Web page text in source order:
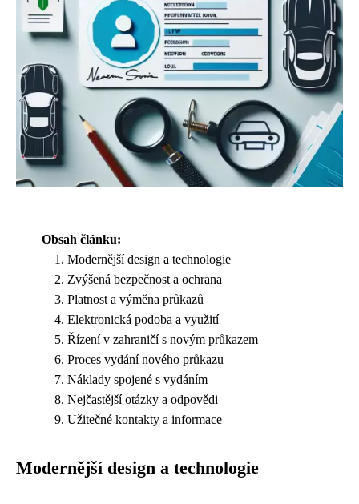
Obsah článku:
Modernější design a technologie
Zvýšená bezpečnost a ochrana
Platnost a výměna průkazů
Elektronická podoba a využití
Řízení v zahraničí s novým průkazem
Proces vydání nového průkazu
Náklady spojené s vydáním
Nejčastější otázky a odpovědi
Užitečné kontakty a informace
Modernější design a technologie